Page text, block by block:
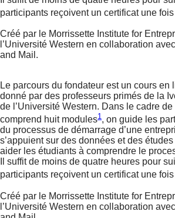
participants reçoivent un certificat une fois
Créé par le Morrissette Institute for
l’Université Western en collaboration
and Mail.
Le parcours du fondateur est un cours en
donné par des professeurs primés de la
de l’Université Western. Dans le cadre
comprend huit modules1, on guide les
du processus de démarrage d’une
s’appuient sur des données et des
aider les étudiants à comprendre le
Il suffit de moins de quatre heures pour
participants reçoivent un certificat une fois
Créé par le Morrissette Institute for
l’Université Western en collaboration